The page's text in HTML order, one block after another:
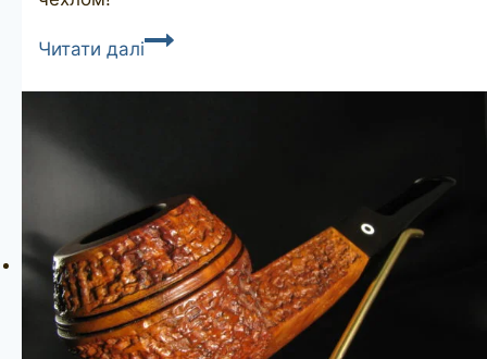
Читати даліPETERSON’S
73